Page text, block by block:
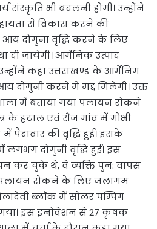
संस्कृति भी बदलनी होगी। उन्होंने
से विकास करने की
दोगुना वृद्धि करने के लिए
दी जायेगी। आर्गेनिक उत्पाद
कहा उत्तराखण्ड के आर्गेनिंग
करने में मद्द मिलेगी। उक्त
में बताया गया पलायन रोकने
के हटाल एवं सैंज गांव में गोभी
की वृद्धि हुई। इसके
दोगुनी वृद्धि हुई। इस
कर चुके थे, वे व्यक्ति पुन: वापस
रोकने के लिए जलागम
ब्लॉक में सोलर पम्पिंग
इस इनोवेशन से 27 कृषक